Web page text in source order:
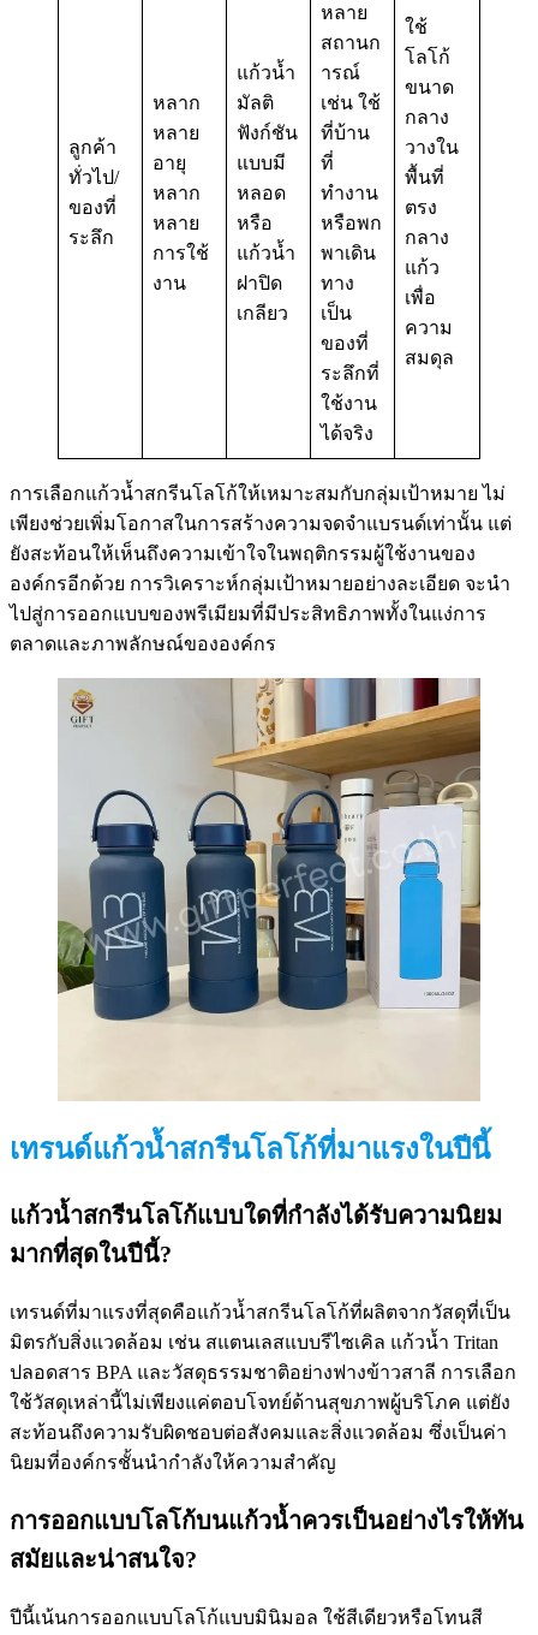
ลูกค้า
ทั่วไป/
ของที่
ระลึก
หลาก
หลาย
อายุ
หลาก
หลาย
การใช้
งาน
แก้วน้ำ
มัลติ
ฟังก์ชัน
แบบมี
หลอด
หรือ
แก้วน้ำ
ฝาปิด
เกลียว
หลาย
สถานก
ารณ์
เช่น ใช้
ที่บ้าน
ที่
ทำงาน
หรือพก
พาเดิน
ทาง
เป็น
ของที่
ระลึกที่
ใช้งาน
ได้จริง
ใช้
โลโก้
ขนาด
กลาง
วางใน
พื้นที่
ตรง
กลาง
แก้ว
เพื่อ
ความ
สมดุล
การเลือกแก้วน้ำสกรีนโลโก้ให้เหมาะสมกับกลุ่มเป้าหมาย ไม่
เพียงช่วยเพิ่มโอกาสในการสร้างความจดจำแบรนด์เท่านั้น แต่
ยังสะท้อนให้เห็นถึงความเข้าใจในพฤติกรรมผู้ใช้งานของ
องค์กรอีกด้วย การวิเคราะห์กลุ่มเป้าหมายอย่างละเอียด จะนำ
ไปสู่การออกแบบของพรีเมียมที่มีประสิทธิภาพทั้งในแง่การ
ตลาดและภาพลักษณ์ขององค์กร
เทรนด์แก้วน้ำสกรีนโลโก้ที่มาแรงในปีนี้
แก้วน้ำสกรีนโลโก้แบบใดที่กำลังได้รับความนิยม
มากที่สุดในปีนี้?
เทรนด์ที่มาแรงที่สุดคือแก้วน้ำสกรีนโลโก้ที่ผลิตจากวัสดุที่เป็น
มิตรกับสิ่งแวดล้อม เช่น สแตนเลสแบบรีไซเคิล แก้วน้ำ Tritan
ปลอดสาร BPA และวัสดุธรรมชาติอย่างฟางข้าวสาลี การเลือก
ใช้วัสดุเหล่านี้ไม่เพียงแค่ตอบโจทย์ด้านสุขภาพผู้บริโภค แต่ยัง
สะท้อนถึงความรับผิดชอบต่อสังคมและสิ่งแวดล้อม ซึ่งเป็นค่า
นิยมที่องค์กรชั้นนำกำลังให้ความสำคัญ
การออกแบบโลโก้บนแก้วน้ำควรเป็นอย่างไรให้ทัน
สมัยและน่าสนใจ?
ปีนี้เน้นการออกแบบโลโก้แบบมินิมอล ใช้สีเดียวหรือโทนสี